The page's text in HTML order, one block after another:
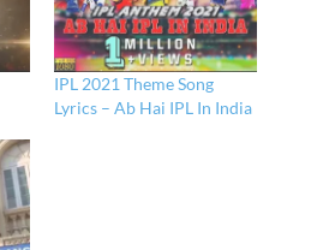
IPL 2021 Theme Song
Lyrics – Ab Hai IPL In India